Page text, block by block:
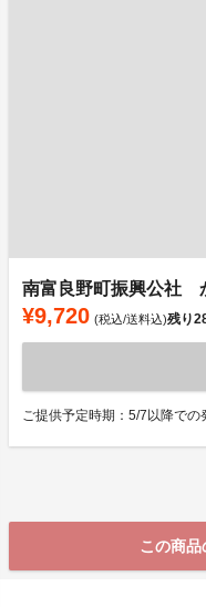
南富良野町振興公社
¥9,720 (税込/送料込)残り
ご提供予定時期：5/7以降での
この商